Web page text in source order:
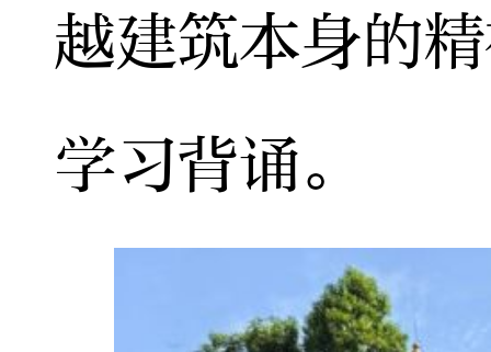
越建筑本身的
学习背诵。